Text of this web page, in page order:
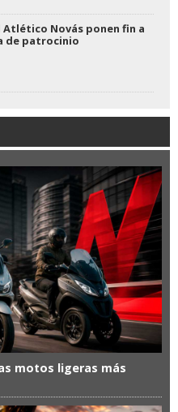
Atlético Novás ponen fin a
de patrocinio
motos ligeras más